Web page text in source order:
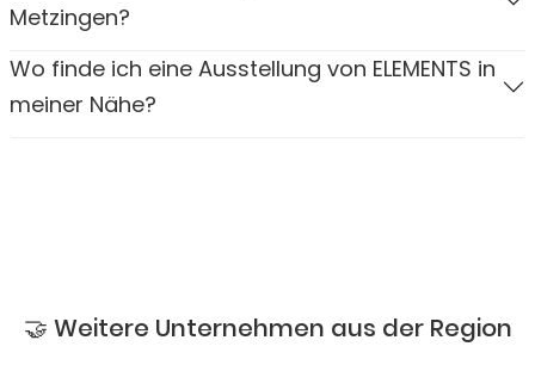
Metzingen?
Wo finde ich eine Ausstellung von ELEMENTS in
meiner Nähe?
🤝 Weitere Unternehmen aus der Region